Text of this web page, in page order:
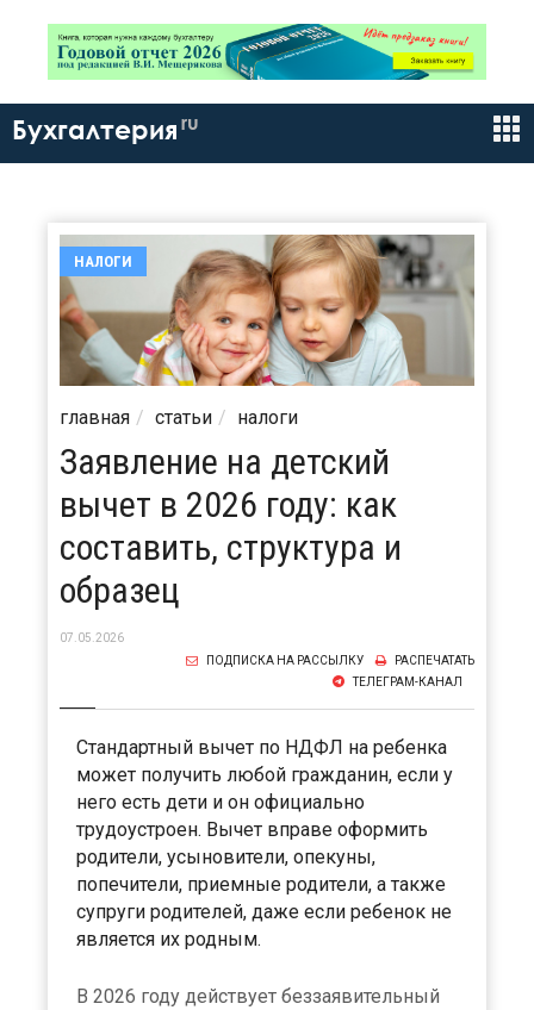
Бухгалтерия ru
НАЛОГИ
главная статьи налоги
Заявление на детский
вычет в 2026 году: как
составить, структура и
образец
07.05.2026
РАСПЕЧАТАТЬ
ПОДПИСКА НА РАССЫЛКУ
ТЕЛЕГРАМ-КАНАЛ
Стандартный вычет по НДФЛ на ребенка
может получить любой гражданин, если у
него есть дети и он официально
трудоустроен. Вычет вправе оформить
родители, усыновители, опекуны,
попечители, приемные родители, а также
супруги родителей, даже если ребенок не
является их родным.
В 2026 году действует беззаявительный